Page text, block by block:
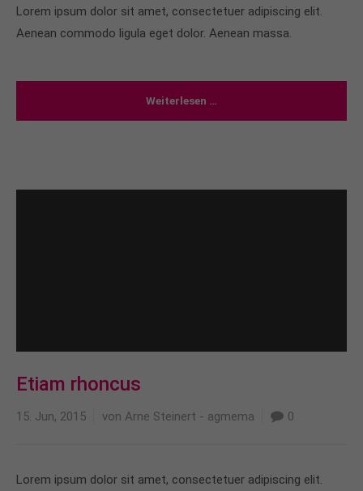
Lorem ipsum dolor sit amet, consectetuer adipiscing elit.
Aenean commodo ligula eget dolor. Aenean massa.
Weiterlesen …
Etiam rhoncus
15. Jun, 2015 von Arne Steinert - agmema 0
Lorem ipsum dolor sit amet, consectetuer adipiscing elit.